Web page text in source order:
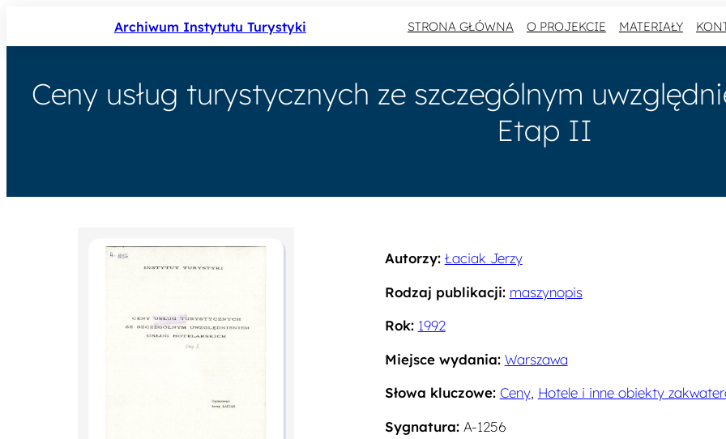
Archiwum Instytutu Turystyki STRONA GŁÓWNA O PROJEKCIE MATERIAŁY
Ceny usług turystycznych ze szczególnym
Etap II
Autorzy: Łaciak Jerzy
Rodzaj publikacji: maszynopis
Rok: 1992
Miejsce wydania: Warszawa
Słowa kluczowe: Ceny, Hotele i inne obiekty
Sygnatura:A-1256